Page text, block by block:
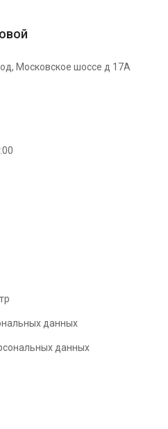
Московское шоссе д 17А
данных
данных